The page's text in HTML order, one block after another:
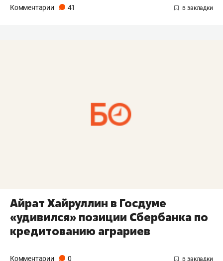
Комментарии 41
Айрат Хайруллин в Госдуме
«удивился» позиции Сбербанка по
кредитованию аграриев
Комментарии 0